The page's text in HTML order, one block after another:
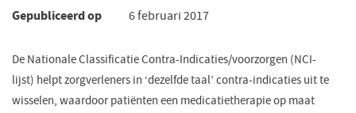
Gepubliceerd op 6 februari 2017
De Nationale Classificatie Contra-Indicaties/voorzorgen (NCI-
lijst) helpt zorgverleners in ‘dezelfde taal’ contra-indicaties uit te
wisselen, waardoor patiënten een medicatietherapie op maat